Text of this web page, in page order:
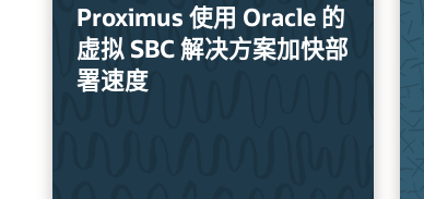
Proximus 使用 Oracle 的
虚拟 SBC 解决方案加快部
署速度